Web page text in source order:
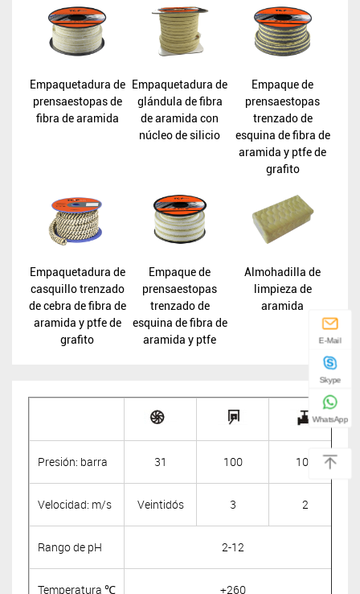
Empaquetadura de
prensaestopas de
fibra de aramida
Empaquetadura de
glándula de fibra
de aramida con
núcleo de silicio
Empaque de
prensaestopas
trenzado de
esquina de fibra de
aramida y ptfe de
grafito
Empaquetadura de
casquillo trenzado
de cebra de fibra de
aramida y ptfe de
grafito
Empaque de
prensaestopas
trenzado de
esquina de fibra de
aramida y ptfe
Almohadilla de
limpieza de
aramida
Presión: barra 31 100 100
Velocidad: m/s Veintidós 3 2
Rango de pH 2-12
Temperatura ℃ +260
E-Mail
Skype
WhatsApp